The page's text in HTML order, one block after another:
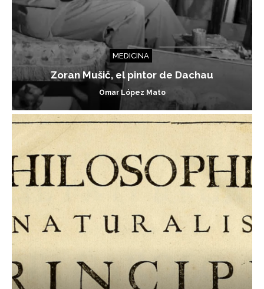
MEDICINA
Zoran Mušič, el pintor de Dachau
Omar López Mato